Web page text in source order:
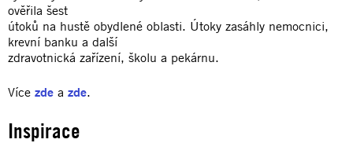
ověřila šest
útoků na hustě obydlené oblasti. Útoky zasáhly nemocnici,
krevní banku a další
zdravotnická zařízení, školu a pekárnu.
Více zde a zde.
Inspirace